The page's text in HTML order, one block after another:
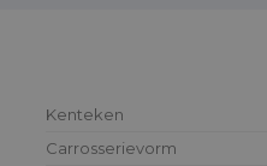
Kenteken
Carrosserievorm